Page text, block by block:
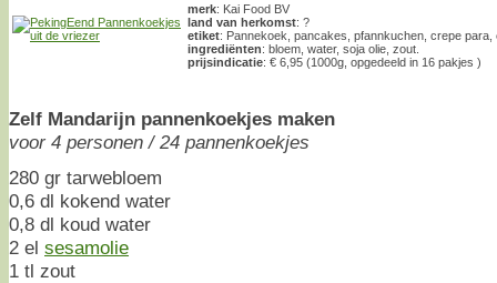
merk: Kai Food BV
land van herkomst: ?
etiket: Pannekoek, pancakes, pfannkuchen, crepe
ingrediënten: bloem, water, soja olie, zout.
prijsindicatie: € 6,95 (1000g, opgedeeld in 16 pakjes )
Zelf Mandarijn pannenkoekjes maken
voor 4 personen / 24 pannenkoekjes
280 gr tarwebloem
0,6 dl kokend water
0,8 dl koud water
2 el sesamolie
1 tl zout